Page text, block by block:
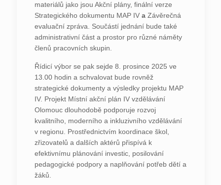
materiálů jako jsou Akční plány, finální verze
Strategického dokumentu MAP IVa Závěrečná
evaluační zpráva . Součástí jednání bude také
administrativní část a prostor pro různé náměty
členů pracovních skupin.
Řídicí výbor se pak sejde 8. prosince 2025 ve
13.00 hodin a schvalovat bude rovněž
strategické dokumenty a výsledky projektu MAP
IV. Projekt Místní akční plán IV vzdělávání
Olomoucdlouhodobě podporuje rozvoj
kvalitního, moderního a inkluzivního vzdělávání
v regionu. Prostřednictvím koordinace škol,
zřizovatelů a dalších aktérů přispívá k
efektivnímu plánování investic, posilování
pedagogické podpory a naplňování potřeb dětí a
žáků.